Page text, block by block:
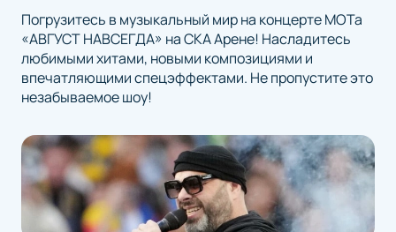
Погрузитесь в музыкальный мир на концерте МОТа
«АВГУСТ НАВСЕГДА» на СКА Арене! Насладитесь
любимыми хитами, новыми композициями и
впечатляющими спецэффектами. Не пропустите это
незабываемое шоу!